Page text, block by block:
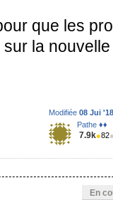
que les
la
Modifiée 08 Jui
Pathe ♦♦
7.9k●82
En